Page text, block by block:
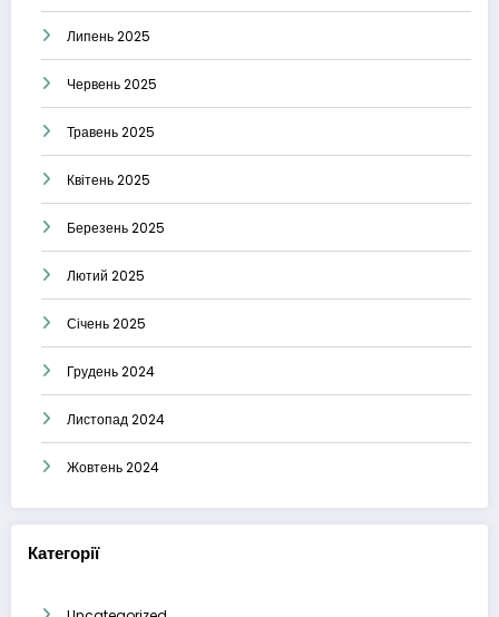
Липень 2025
Червень 2025
Травень 2025
Квітень 2025
Березень 2025
Лютий 2025
Січень 2025
Грудень 2024
Листопад 2024
Жовтень 2024
Категорії